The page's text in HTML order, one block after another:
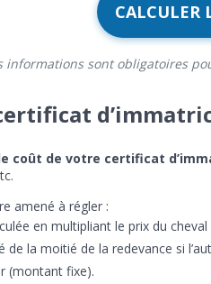
CALCULER
informations sont obligatoires
coût de votre certificat
amené à régler :
en multipliant le prix du
de la moitié de la redevance si
(montant fixe).